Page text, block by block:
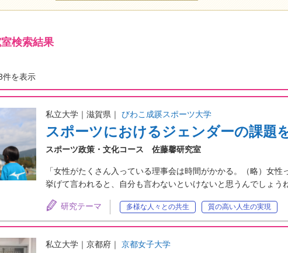
検索結果
件を表示
私立大学｜滋賀県｜びわこ成蹊スポーツ大学
スポーツにおけるジェンダーの課題
スポーツ政策・文化コース 佐藤馨研究室
「女性がたくさん入っている理事会は時間がかかる。（略）女
挙げて言われると、自分も言わないといけないと思うんでしょう
研究テーマ 多様な人々との共生 質の高い人生の実現
私立大学｜京都府｜京都女子大学